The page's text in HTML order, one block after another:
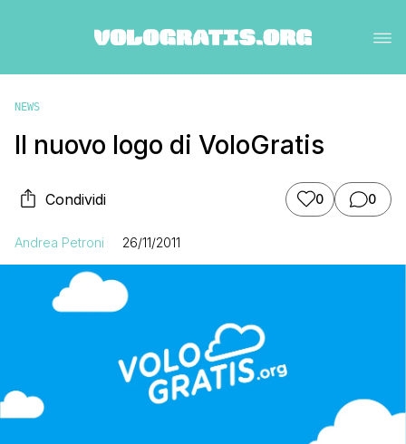
NEWS
Il nuovo logo di VoloGratis
Condividi 0 0
Andrea Petroni 26/11/2011